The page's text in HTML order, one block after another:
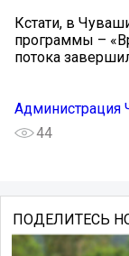
Кстати, в
программы –
потока
Администрация
44
ПОДЕЛИТЕСЬ